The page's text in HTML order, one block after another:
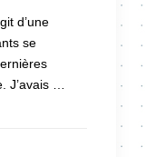
d’une
se
J’avais …